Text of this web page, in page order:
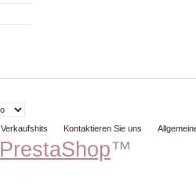
Verkaufshits Kontaktieren Sie uns
PrestaShop™